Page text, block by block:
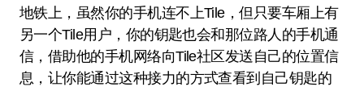
地铁上，虽然你的手机连不上Tile，但只要车厢上有
另一个Tile用户，你的钥匙也会和那位路人的手机通
信，借助他的手机网络向Tile社区发送自己的位置信
息，让你能通过这种接力的方式查看到自己钥匙的